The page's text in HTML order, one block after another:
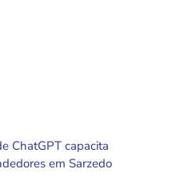
ChatGPT capacita
em Sarzedo